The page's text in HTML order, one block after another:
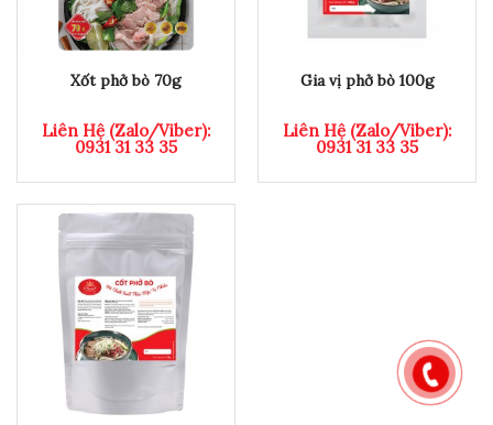
Xốt phở bò 70g
Liên Hệ (Zalo/Viber):
0931 31 33 35
Gia vị phở bò 100g
Liên Hệ (Zalo/Viber):
0931 31 33 35